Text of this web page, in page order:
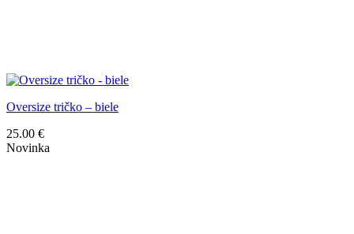
Oversize tričko – biele
25.00 €
Novinka